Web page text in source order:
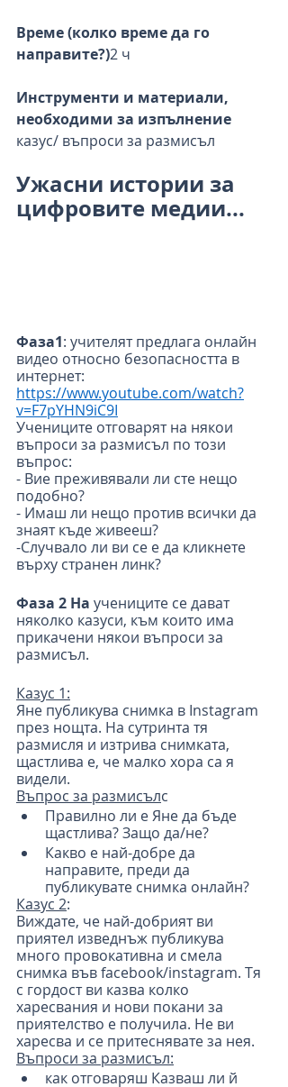
Време (колко време да го
направите?)2 ч
Инструменти и материали,
необходими за изпълнение
казус/ въпроси за размисъл
Ужасни истории за
цифровите медии...
Фаза1: учителят предлага онлайн
видео относно безопасността в
интернет:
https://www.youtube.com/watch?
v=F7pYHN9iC9I
Учениците отговарят на някои
въпроси за размисъл по този
въпрос:
- Вие преживявали ли сте нещо
подобно?
- Имаш ли нещо против всички да
знаят къде живееш?
-Случвало ли ви се е да кликнете
върху странен линк?
Фаза 2 На учениците се дават
няколко казуси, към които има
прикачени някои въпроси за
размисъл.
Казус 1:
Яне публикува снимка в Instagram
през нощта. На сутринта тя
размисля и изтрива снимката,
щастлива е, че малко хора са я
видели.
Въпрос за размисълс
Правилно ли е Яне да бъде
щастлива? Защо да/не?
Какво е най-добре да
направите, преди да
публикувате снимка онлайн?
Казус 2:
Виждате, че най-добрият ви
приятел изведнъж публикува
много провокативна и смела
снимка във facebook/instagram. Тя
с гордост ви казва колко
харесвания и нови покани за
приятелство е получила. Не ви
харесва и се притеснявате за нея.
Въпроси за размисъл:
как отговаряш Казваш ли й